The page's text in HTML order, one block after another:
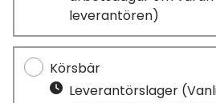
leverantören)
Körsbär
Leverantörslager